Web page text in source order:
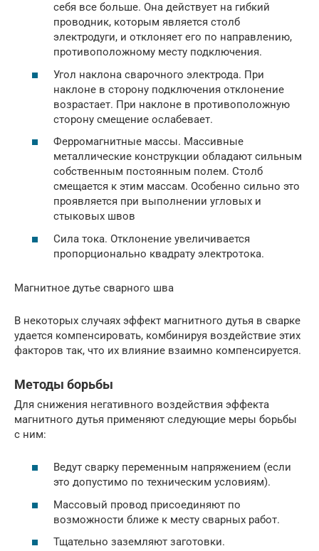
себя все больше. Она действует на гибкий
проводник, которым является столб
электродуги, и отклоняет его по направлению,
противоположному месту подключения.
Угол наклона сварочного электрода. При
наклоне в сторону подключения отклонение
возрастает. При наклоне в противоположную
сторону смещение ослабевает.
Ферромагнитные массы. Массивные
металлические конструкции обладают сильным
собственным постоянным полем. Столб
смещается к этим массам. Особенно сильно это
проявляется при выполнении угловых и
стыковых швов
Сила тока. Отклонение увеличивается
пропорционально квадрату электротока.
Магнитное дутье сварного шва
В некоторых случаях эффект магнитного дутья в сварке
удается компенсировать, комбинируя воздействие этих
факторов так, что их влияние взаимно компенсируется.
Методы борьбы
Для снижения негативного воздействия эффекта
магнитного дутья применяют следующие меры борьбы
с ним:
Ведут сварку переменным напряжением (если
это допустимо по техническим условиям).
Массовый провод присоединяют по
возможности ближе к месту сварных работ.
Тщательно заземляют заготовки.